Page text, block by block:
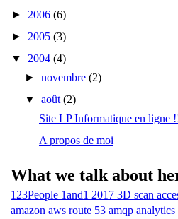
► 2006 (6)
► 2005 (3)
▼
2004 (4)
►novembre (2)
▼
août (2)
Site LP Informatique en ligne
A propos de moi
What we talk about
123People 1and1 2017 3D scan
amazon aws route 53 amqp analytics